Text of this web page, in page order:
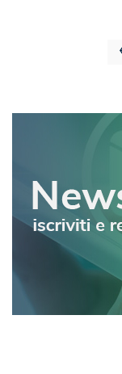
Navigazione